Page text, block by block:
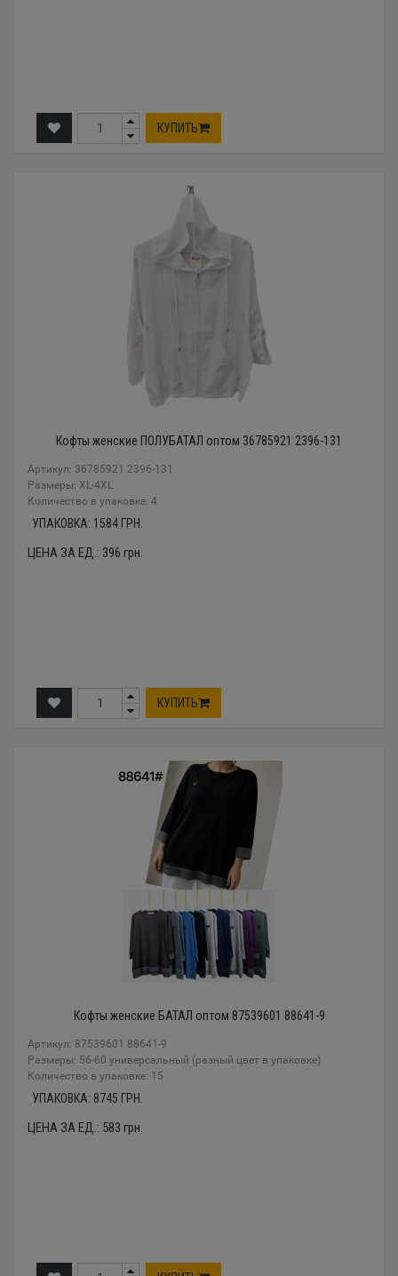
КУПИТЬ
Кофты женские ПОЛУБАТАЛ оптом 36785921 2396-131
Артикул: 36785921 2396-131
Размеры: XL-4XL
Количество в упаковке: 4
УПАКОВКА: 1584 ГРН.
ЦЕНА ЗА ЕД.: 396 грн.
КУПИТЬ
Кофты женские БАТАЛ оптом 87539601 88641-9
Артикул: 87539601 88641-9
Размеры: 56-60 универсальный (разный цвет в упаковке)
Количество в упаковке: 15
УПАКОВКА: 8745 ГРН.
ЦЕНА ЗА ЕД.: 583 грн.